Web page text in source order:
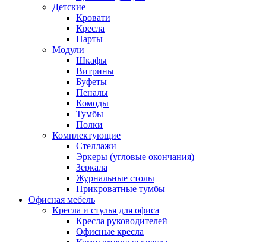
Детские
Кровати
Кресла
Парты
Модули
Шкафы
Витрины
Буфеты
Пеналы
Комоды
Тумбы
Полки
Комплектующие
Стеллажи
Эркеры (угловые окончания)
Зеркала
Журнальные столы
Прикроватные тумбы
Офисная мебель
Кресла и стулья для офиса
Кресла руководителей
Офисные кресла